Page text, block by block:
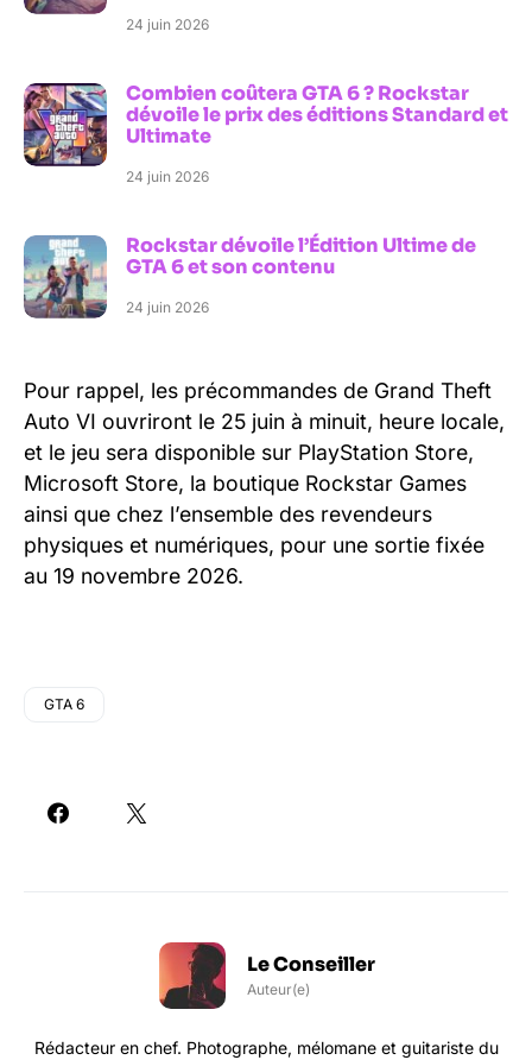
24 juin 2026
Combien coûtera GTA 6 ? Rockstar
dévoile le prix des éditions Standard et
Ultimate
24 juin 2026
Rockstar dévoile l’Édition Ultime de
GTA 6 et son contenu
24 juin 2026
Pour rappel, les précommandes de Grand Theft
Auto VI ouvriront le 25 juin à minuit, heure locale,
et le jeu sera disponible sur PlayStation Store,
Microsoft Store, la boutique Rockstar Games
ainsi que chez l’ensemble des revendeurs
physiques et numériques, pour une sortie fixée
au 19 novembre 2026.
GTA 6
Le Conseiller
Auteur(e)
Rédacteur en chef. Photographe, mélomane et guitariste du